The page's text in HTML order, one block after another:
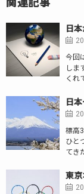
関連記事
日
今回
しま
くれ
日
標高
ひと
てき
東